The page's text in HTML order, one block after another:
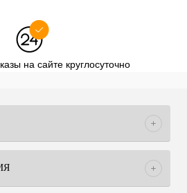
на сайте круглосуточно